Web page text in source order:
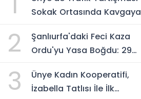
Sokak Ortasında Kavgaya
2
Şanlıurfa'daki Feci Kaza
Ordu'yu Yasa Boğdu: 29
Yaşamını Yitirdi
3
Ünye Kadın Kooperatifi,
İzabella Tatlısı İle İlk